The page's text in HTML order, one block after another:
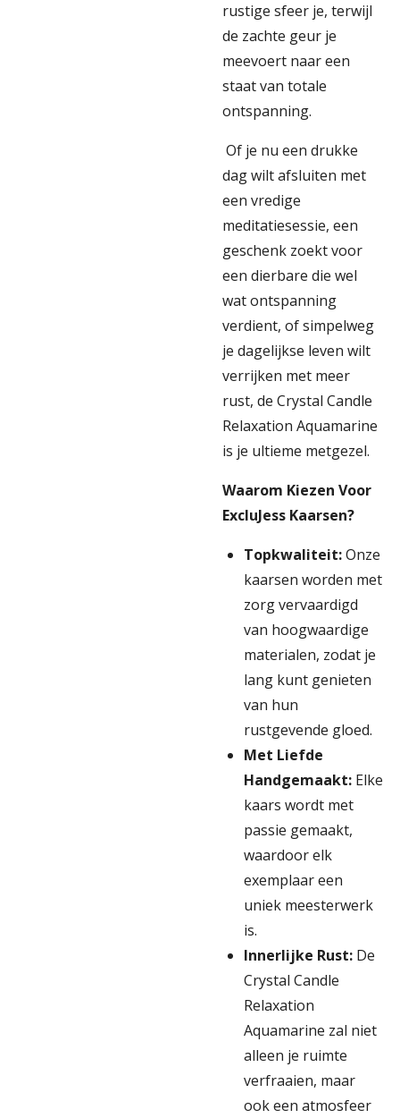
rustige sfeer je, terwijl
de zachte geur je
meevoert naar een
staat van totale
ontspanning.
Of je nu een drukke
dag wilt afsluiten met
een vredige
meditatiesessie, een
geschenk zoekt voor
een dierbare die wel
wat ontspanning
verdient, of simpelweg
je dagelijkse leven wilt
verrijken met meer
rust, de Crystal Candle
Relaxation Aquamarine
is je ultieme metgezel.
Waarom Kiezen Voor
ExcluJess Kaarsen?
Topkwaliteit:Onze
kaarsen worden met
zorg vervaardigd
van hoogwaardige
materialen, zodat je
lang kunt genieten
van hun
rustgevende gloed.
Met Liefde
Handgemaakt: Elke
kaars wordt met
passie gemaakt,
waardoor elk
exemplaar een
uniek meesterwerk
is.
Innerlijke Rust: De
Crystal Candle
Relaxation
Aquamarine zal niet
alleen je ruimte
verfraaien, maar
ook een atmosfeer